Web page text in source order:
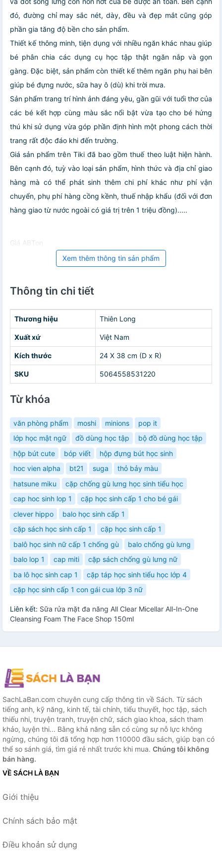
đó, đường chỉ may sắc nét, dày, đều và đẹp mắt cũng góp
phần gia tăng độ bền cho sản phẩm.
Thiết kế thông minh, tiện dụng với nhiều ngăn khác nhau giúp
bé phân chia các dụng cụ học tập thật ngăn nắp và gọn
gàng. Đặc biệt, sản phẩm còn thiết kế thêm ngăn phụ hai bên
giúp bé đựng nước, sữa hay ô (dù) khi trời mưa.
Sản phẩm trang trí hình ảnh đáng yêu, gần gũi với tuổi thơ của
các bé kết hợp cùng màu sắc nổi bật vừa tạo cho bé hứng
thú khi sử dụng vừa góp phần định hình một phong cách thời
trang rất độc đáo khi đến trường.
Giá sản phẩm trên Tiki đã bao gồm thuế theo luật hiện hành.
Bên cạnh đó, tuỳ vào loại sản phẩm, hình thức và địa chỉ giao
hàng mà có thể phát sinh thêm chi phí khác như phí vận
chuyển, phụ phí hàng cồng kềnh, thuế nhập khẩu (đối với đơn
hàng giao từ nước ngoài có giá trị trên 1 triệu đồng).....
Giá ABTon
Xem thêm thông tin sản phẩm
Thông tin chi tiết
Thương hiệu Thiên Long
Xuất xứ Việt Nam
Kích thước 24 X 38 cm (D x R)
SKU 5064558531220
Từ khóa
văn phòng phẩm moshi minions
pop it
lớp học mật ngữ
đồ dùng học tập
bộ đồ dùng học tập
hộp bút cute
bóp viết
hộp đựng bút học sinh
hoc vien alpha
bt21 suga
thỏ bảy màu
hatsune miku
cặp chống gù lưng học sinh tiểu học
cap hoc sinh lop 1
cặp học sinh cấp 1 cho bé gái
clever hippo
balo học sinh cấp 1
cặp sách học sinh cấp 1
cặp học sinh cấp 1
balô học sinh nữ cấp 1 chống gù
balo chống gù lưng
balo lop 1
cap miti
cặp sách chống gù lưng nữ
ba lô học sinh cap 1
cặp táp học sinh tiểu học lớp 4
cặp học sinh cấp 1 con gái cua lớp 3 nữ
Liên kết: Sữa rửa mặt đa năng All Clear Micellar All-In-One
Cleansing Foam The Face Shop 150ml
SachLaBan.com chuyên cung cấp thông tin về Sách. Từ sách
tiếng anh, kỹ năng, kinh tế, tài chính, tiểu thuyết, học tập, sách
thiếu nhi, truyện tranh, truyện chữ, sách giao khoa, sách tham
khảo, luyện thi... Bằng khả năng sẵn có cùng sự nỗ lực không
ngừng, chúng tôi đã tổng hợp hơn 110000 đầu sách, giúp bạn có
thể so sánh giá, tìm giá rẻ nhất trước khi mua. Chúng tôi không
bán hàng.
VỀ SÁCH LÀ BẠN
Giới thiệu
Chính sách bảo mật
Điều khoản sử dụng